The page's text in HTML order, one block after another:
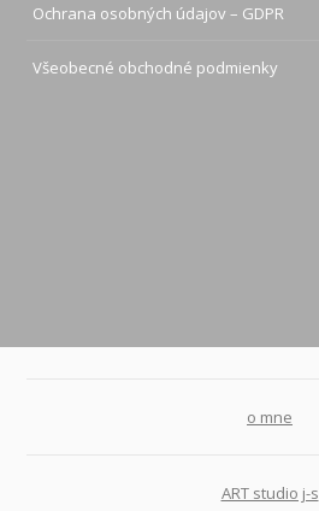
Ochrana osobných údajov – GDPR
Všeobecné obchodné podmienky
o mne
ART studio j-s